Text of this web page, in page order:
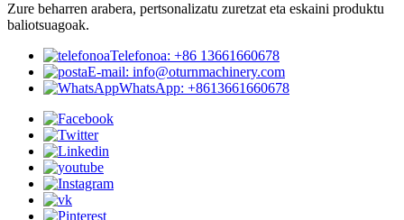
Zure beharren arabera, pertsonalizatu zuretzat eta eskaini produktu
baliotsuagoak.
Telefonoa: +86 13661660678
E-mail: info@oturnmachinery.com
WhatsApp: +8613661660678